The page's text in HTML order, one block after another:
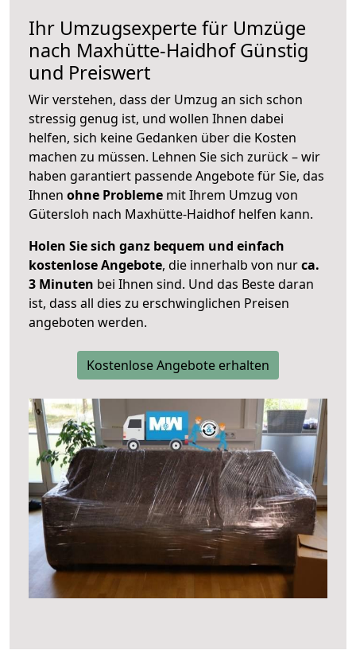
Ihr Umzugsexperte für Umzüge
nach Maxhütte-HaidhofGünstig
und Preiswert
Wir verstehen, dass der Umzug an sich schon
stressig genug ist, und wollen Ihnen dabei
helfen, sich keine Gedanken über die Kosten
machen zu müssen. Lehnen Sie sich zurück – wir
haben garantiert passende Angebote für Sie, das
Ihnen ohne Probleme mit Ihrem Umzug von
Gütersloh nach Maxhütte-Haidhof helfen kann.
Holen Sie sich ganz bequem und einfach
kostenlose Angebote, die innerhalb von nurca.
3 Minuten bei Ihnen sind. Und das Beste daran
ist, dass all dies zu erschwinglichen Preisen
angeboten werden.
Kostenlose Angebote erhalten